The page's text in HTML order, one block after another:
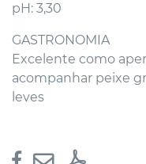
pH: 3,30
GASTRONOMIA
Excelente como
acompanhar peixe
leves